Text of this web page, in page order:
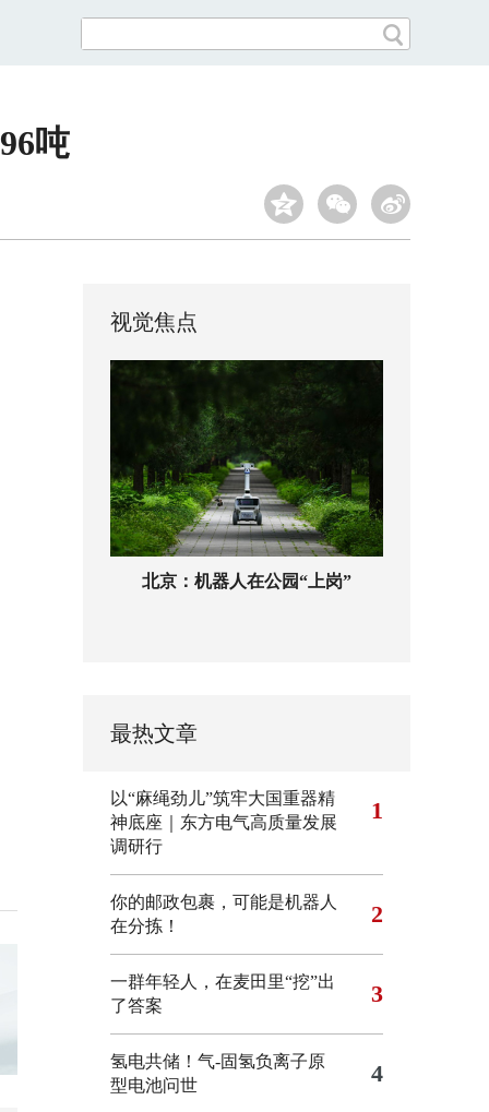
吨
视觉焦点
北京：机器人在公园“上岗”
最热文章
以“麻绳劲儿”筑牢大国重器精
神底座｜东方电气高质量发展
调研行
1
你的邮政包裹，可能是机器人
在分拣！
2
一群年轻人，在麦田里“挖”出
了答案
3
氢电共储！气-固氢负离子原
型电池问世
4